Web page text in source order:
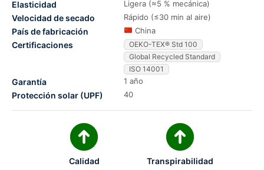
Elasticidad Ligera (≈5 % mecánica)
Velocidad de secado Rápido (≤30 min al aire)
País de fabricación China
Certificaciones
OEKO-TEX® Std 100
Global Recycled Standard
ISO 14001
Garantía 1 año
Protección solar (UPF) 40
Calidad Transpirabilidad